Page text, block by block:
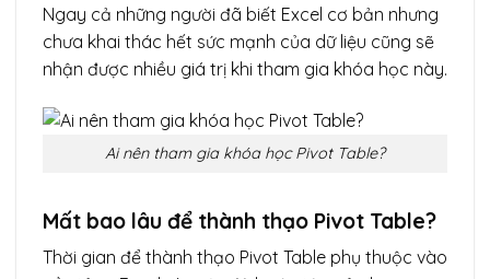
Ngay cả những người đã biết Excel cơ bản nhưng
chưa khai thác hết sức mạnh của dữ liệu cũng sẽ
nhận được nhiều giá trị khi tham gia khóa học này.
Ai nên tham gia khóa học Pivot Table?
Mất bao lâu để thành thạo Pivot Table?
Thời gian để thành thạo Pivot Table phụ thuộc vào